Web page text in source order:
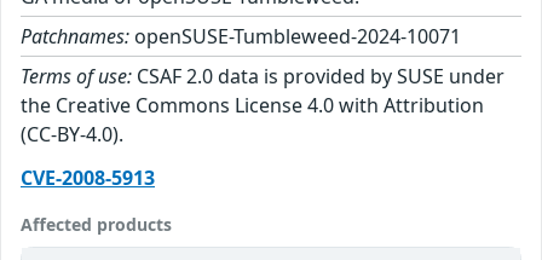
Patchnames: openSUSE-Tumbleweed-2024-10071
Terms of use: CSAF 2.0 data is provided by SUSE under
the Creative Commons License 4.0 with Attribution
(CC-BY-4.0).
CVE-2008-5913
Affected products